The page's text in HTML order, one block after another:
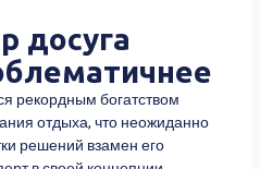
досуга
рекордным богатством
отдыха, что неожиданно
решений взамен его